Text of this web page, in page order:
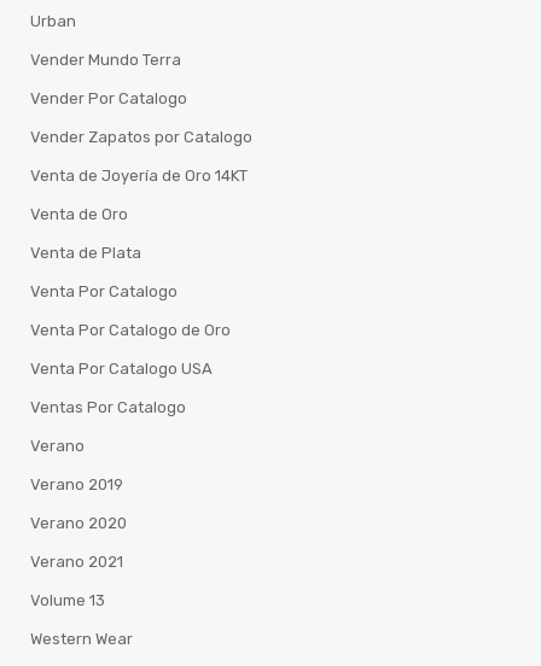
Urban
Vender Mundo Terra
Vender Por Catalogo
Vender Zapatos por Catalogo
Venta de Joyería de Oro 14KT
Venta de Oro
Venta de Plata
Venta Por Catalogo
Venta Por Catalogo de Oro
Venta Por Catalogo USA
Ventas Por Catalogo
Verano
Verano 2019
Verano 2020
Verano 2021
Volume 13
Western Wear